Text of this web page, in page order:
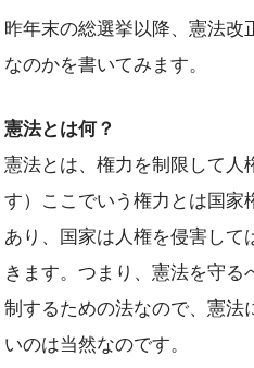
昨年末の総選挙以降、憲法改
なのかを書いてみます。
憲法とは何？
憲法とは、権力を制限して人
す）ここでいう権力とは国家
あり、国家は人権を侵害して
きます。つまり、憲法を守
制するための法なので、憲法
いのは当然なのです。